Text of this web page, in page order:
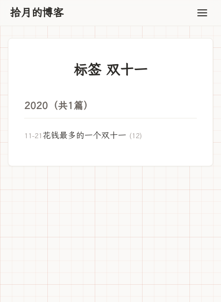
拾月的博客
标签 双十一
2020（共1篇）
11-21 花钱最多的一个双十一 (12)